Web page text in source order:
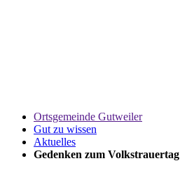
Ortsgemeinde Gutweiler
Gut zu wissen
Aktuelles
Gedenken zum Volkstrauertag